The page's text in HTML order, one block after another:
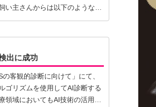
主さんからは以下のような意
出に成功
客観的診断に向けて」にて、
ゴリズムを使用してAI診断する
領域においてもAI技術の活用…